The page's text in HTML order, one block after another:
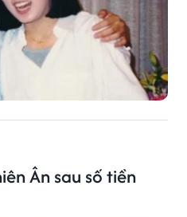
Ân sau số tiền